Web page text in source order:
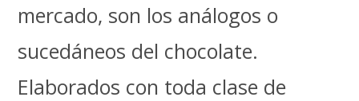
mercado, son los análogos o
sucedáneos del chocolate.
Elaborados con toda clase de